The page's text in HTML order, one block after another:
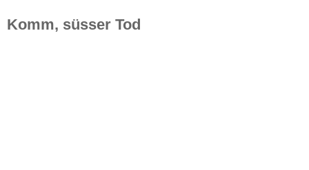
Komm, süsser Tod